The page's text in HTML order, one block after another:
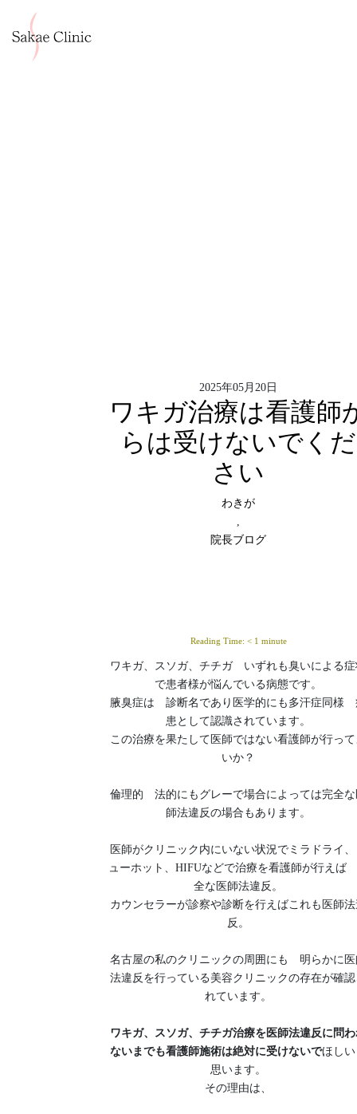
2025年05月20日
ワキガ治療は看護師
らは受けないでくだ
さい
わきが
,
院長ブログ
Reading Time: < 1 minute
ワキガ、スソガ、チチガ いずれも臭いによる症
で患者様が悩んでいる病態です。
腋臭症は 診断名であり医学的にも多汗症同様
患として認識されています。
この治療を果たして医師ではない看護師が行っ
いか？
倫理的 法的にもグレーで場合によっては完全な
師法違反の場合もあります。
医師がクリニック内にいない状況でミラドライ
ューホット、HIFUなどで治療を看護師が行えば
全な医師法違反。
カウンセラーが診察や診断を行えばこれも医師
反。
名古屋の私のクリニックの周囲にも 明らかに医
法違反を行っている美容クリニックの存在が確
れています。
ワキガ、スソガ、チチガ治療を医師法違反に問
ないまでも看護師施術は絶対に受けないでほし
思います。
その理由は、